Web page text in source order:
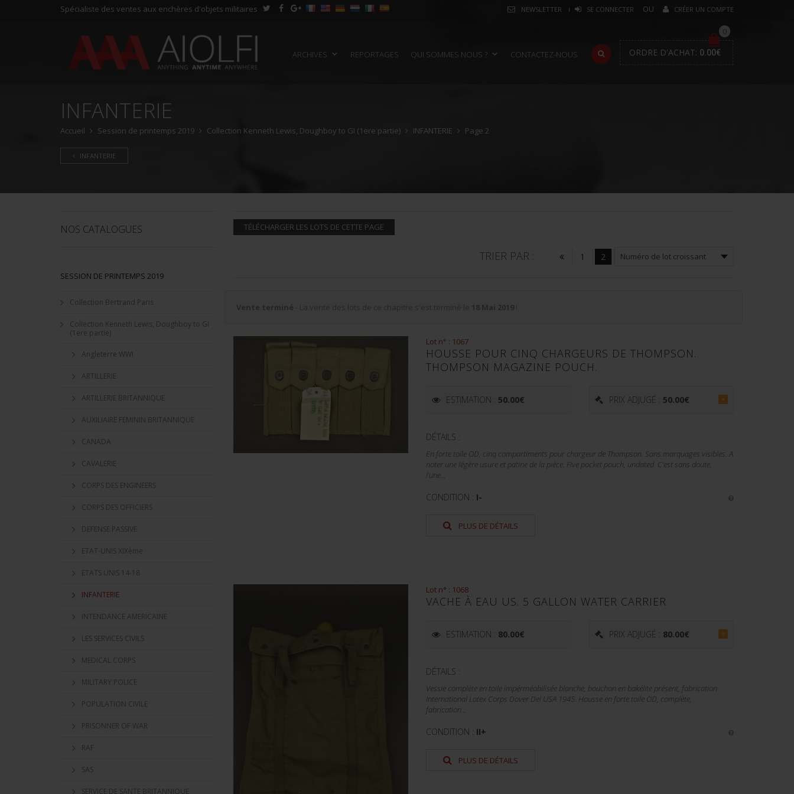
Spécialiste des ventes aux enchères d'objets militaires NEWSLETTER SE CONNECTER CRÉER UN COMPTE
ARCHIVES REPORTAGES QUI SOMMES NOUS ? CONTACTEZ-NOUS
0
ORDRE D'ACHAT: 0.00€
INFANTERIE
Accueil Session de printemps 2019 Collection Kenneth Lewis, Doughboy to GI (1ere partie) INFANTERIE Page 2
INFANTERIE
TÉLÉCHARGER LES LOTS DE CETTE PAGE
1 2
TRIER PAR :
Lot n° : 1067
HOUSSE POUR CINQ CHARGEURS DE THOMPSON.
THOMPSON MAGAZINE POUCH.
ESTIMATION : 50.00€ PRIX ADJUGÉ : 50.00€ =
DÉTAILS :
En forte toile OD, cinq compartiments pour chargeur de Thompson. Sans marquages visibles. A
noter une légère usure et patine de la pièce. Five pocket pouch, undated. C’est sans doute,
l’une...
CONDITION : I-
PLUS DE DÉTAILS
Lot n° : 1068
VACHE À EAU US. 5 GALLON WATER CARRIER
ESTIMATION : 80.00€ PRIX ADJUGÉ : 80.00€ =
DÉTAILS :
Vessie complète en toile impérméabilisée blanche, bouchon en bakélite présent, fabrication
International Latex Corps Dover Del USA 1945. Housse en forte toile OD, complète,
fabrication...
CONDITION : II+
PLUS DE DÉTAILS
NOS CATALOGUES
SESSION DE PRINTEMPS 2019
Collection Bertrand Paris
Collection Kenneth Lewis, Doughboy to GI
(1ere partie)
Angleterre WWI
ARTILLERIE
ARTILLERIE BRITANNIQUE
AUXILIAIRE FEMININ BRITANNIQUE
CANADA
CAVALERIE
CORPS DES ENGINEERS
CORPS DES OFFICIERS
DEFENSE PASSIVE
ETAT-UNIS XIXème
ETATS UNIS 14-18
INFANTERIE
INTENDANCE AMERICAINE
LES SERVICES CIVILS
MEDICAL CORPS
MILITARY POLICE
POPULATION CIVILE
PRISONNER OF WAR
RAF
SAS
SERVICE DE SANTE BRITANNIQUE